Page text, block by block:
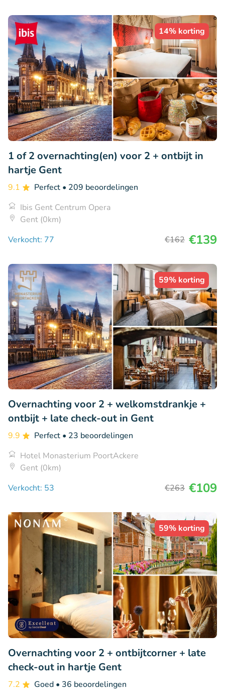
14% korting
1 of 2 overnachting(en) voor 2 + ontbijt in
hartje Gent
9.1 Perfect • 209 beoordelingen
Ibis Gent Centrum Opera
Gent (0km)
Verkocht: 77
€162 €139
59% korting
Overnachting voor 2 + welkomstdrankje +
ontbijt + late check-out in Gent
9.9 Perfect • 23 beoordelingen
Hotel Monasterium PoortAckere
Gent (0km)
Verkocht: 53
€263 €109
59% korting
Overnachting voor 2 + ontbijtcorner + late
check-out in hartje Gent
7.2 Goed • 36 beoordelingen